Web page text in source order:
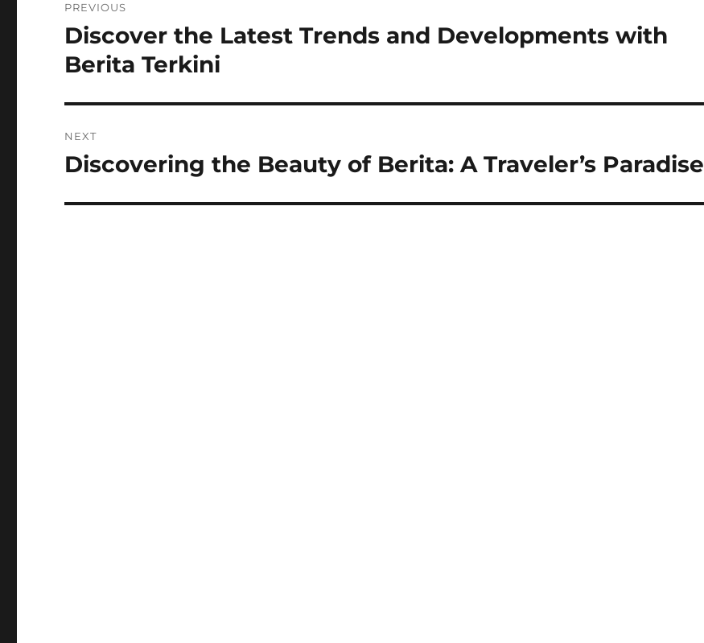
navigation
PREVIOUS
Previous
post:
Discover the Latest Trends and Developments with
Berita Terkini
NEXT
Next
Discovering the Beauty of Berita: A Traveler’s Paradise